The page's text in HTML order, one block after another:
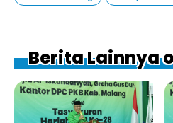
Berita Lainnya